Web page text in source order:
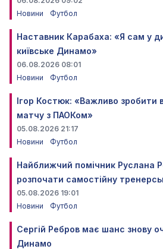
Новини
Футбол
Наставник Карабаха: «Я сам у
київське Динамо»
06.08.2026 08:01
Новини
Футбол
Ігор Костюк: «Важливо зробити
матчу з ПАОКом»
05.08.2026 21:17
Новини
Футбол
Найближчий помічник Руслана
розпочати самостійну
05.08.2026 19:01
Новини
Футбол
Сергій Ребров має шанс знову
Динамо